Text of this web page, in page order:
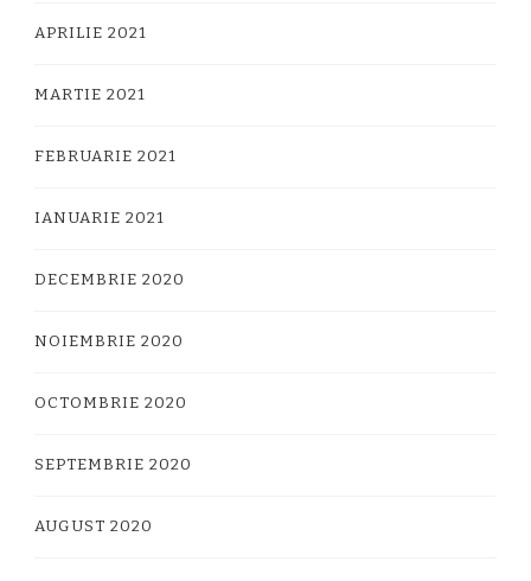
APRILIE 2021
MARTIE 2021
FEBRUARIE 2021
IANUARIE 2021
DECEMBRIE 2020
NOIEMBRIE 2020
OCTOMBRIE 2020
SEPTEMBRIE 2020
AUGUST 2020